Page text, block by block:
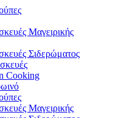
Μαγειρικής
Σιδερώματος
Cooking
Μαγειρικής